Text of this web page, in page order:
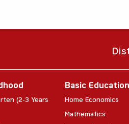
(2-3 Years
Basic Education
Home Economics
Mathematics